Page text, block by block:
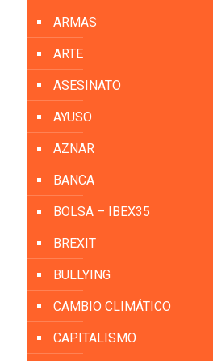
ARMAS
ARTE
ASESINATO
AYUSO
AZNAR
BANCA
BOLSA – IBEX35
BREXIT
BULLYING
CAMBIO CLIMÁTICO
CAPITALISMO